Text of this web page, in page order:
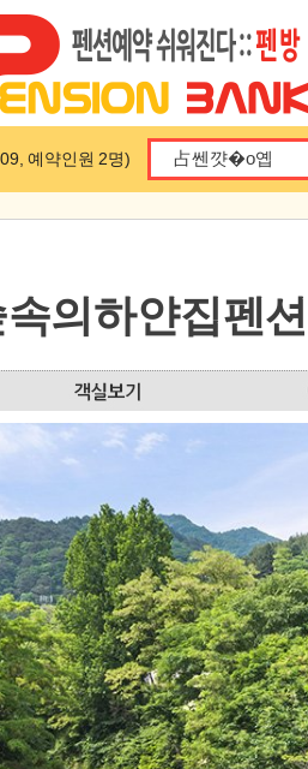
예약인원 2명)
의하얀집펜션